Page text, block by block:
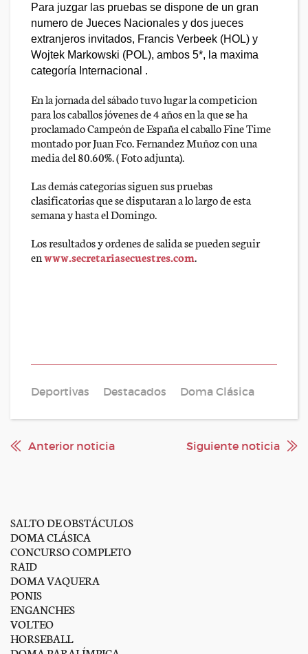
Para juzgar las pruebas se dispone de un gran
numero de Jueces Nacionales y dos jueces
extranjeros invitados, Francis Verbeek (HOL) y
Wojtek Markowski (POL), ambos 5*, la maxima
categoría Internacional .
En la jornada del sábado tuvo lugar la competicion
para los caballos jóvenes de 4 años en la que se ha
proclamado Campeón de España el caballo Fine Time
montado por Juan Fco. Fernandez Muñoz con una
media del 80.60%. ( Foto adjunta).
Las demás categorías siguen sus pruebas
clasificatorias que se disputaran a lo largo de esta
semana y hasta el Domingo.
Los resultados y ordenes de salida se pueden seguir
enwww.secretariasecuestres.com.
Deportivas Destacados Doma Clásica
Anterior noticia Siguiente noticia
SALTO DE OBSTÁCULOS
DOMA CLÁSICA
CONCURSO COMPLETO
RAID
DOMA VAQUERA
PONIS
ENGANCHES
VOLTEO
HORSEBALL